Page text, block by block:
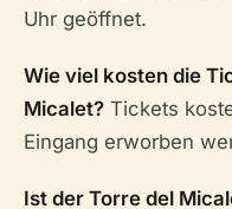
Uhr geöffnet.
Wie viel kosten die
Micalet? Tickets
Eingang erworben
Ist der Torre del